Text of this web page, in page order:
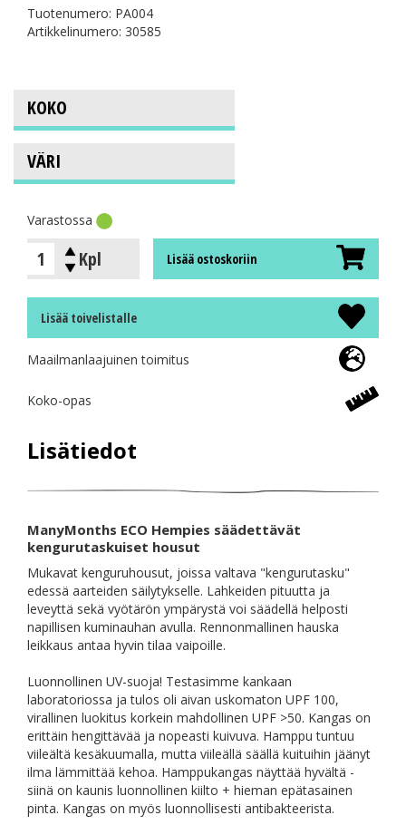
Tuotenumero: PA004
Artikkelinumero: 30585
Varastossa
Kpl Lisää ostoskoriin
Lisää toivelistalle
Maailmanlaajuinen toimitus
Koko-opas
Lisätiedot
ManyMonths ECO Hempies säädettävät
kengurutaskuiset housut
Mukavat kenguruhousut, joissa valtava "kengurutasku"
edessä aarteiden säilytykselle. Lahkeiden pituutta ja
leveyttä sekä vyötärön ympärystä voi säädellä helposti
napillisen kuminauhan avulla. Rennonmallinen hauska
leikkaus antaa hyvin tilaa vaipoille.
Luonnollinen UV-suoja! Testasimme kankaan
laboratoriossa ja tulos oli aivan uskomaton UPF 100,
virallinen luokitus korkein mahdollinen UPF >50. Kangas on
erittäin hengittävää ja nopeasti kuivuva. Hamppu tuntuu
viileältä kesäkuumalla, mutta viileällä säällä kuituihin jäänyt
ilma lämmittää kehoa. Hamppukangas näyttää hyvältä -
siinä on kaunis luonnollinen kiilto + hieman epätasainen
pinta. Kangas on myös luonnollisesti antibakteerista.